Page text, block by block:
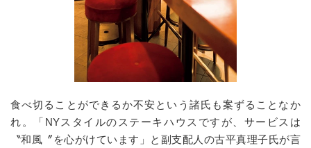
食べ切ることができるか不安という諸氏も案ずることなか
れ。「NYスタイルのステーキハウスですが、サービスは
〝和風〞を心がけています」と副支配人の古平真理子氏が言